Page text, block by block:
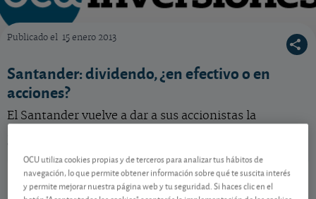
Publicado el 15 enero 2013
Santander: dividendo, ¿en efectivo o en
acciones?
El Santander vuelve a dar a sus accionistas la
Santander
ES0113900J37
12,86 EUR
OCU utiliza cookies propias y de terceros para analizar tus hábitos de
navegación, lo que permite obtener información sobre qué te suscita interés
y permite mejorar nuestra página web y tu seguridad. Si haces clic en el